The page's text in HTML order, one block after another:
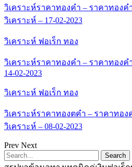
วิเคราะห์ราคาทองคำ – ราคาทองค
วิเคราะห์ – 17-02-2023
วิเคราะห์ ฟอเร็ก ทอง
วิเคราะห์ราคาทองคำ – ราคาทองค
14-02-2023
วิเคราะห์ ฟอเร็ก ทอง
วิเคราะห์ราคาทองตคำ – ราคาทอง
วิเคราะห์ – 08-02-2023
Prev Next